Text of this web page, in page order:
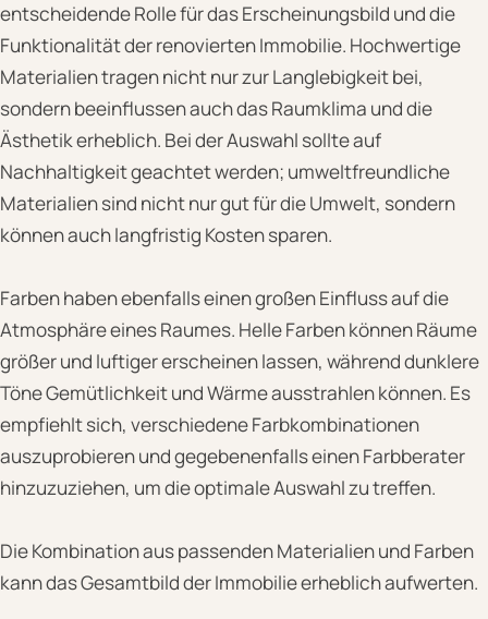
entscheidende Rolle für das Erscheinungsbild und die
Funktionalität der renovierten Immobilie. Hochwertige
Materialien tragen nicht nur zur Langlebigkeit bei,
sondern beeinflussen auch das Raumklima und die
Ästhetik erheblich. Bei der Auswahl sollte auf
Nachhaltigkeit geachtet werden; umweltfreundliche
Materialien sind nicht nur gut für die Umwelt, sondern
können auch langfristig Kosten sparen.
Farben haben ebenfalls einen großen Einfluss auf die
Atmosphäre eines Raumes. Helle Farben können Räume
größer und luftiger erscheinen lassen, während dunklere
Töne Gemütlichkeit und Wärme ausstrahlen können. Es
empfiehlt sich, verschiedene Farbkombinationen
auszuprobieren und gegebenenfalls einen Farbberater
hinzuzuziehen, um die optimale Auswahl zu treffen.
Die Kombination aus passenden Materialien und Farben
kann das Gesamtbild der Immobilie erheblich aufwerten.